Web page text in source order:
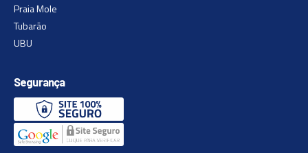
Praia Mole
Tubarão
UBU
Segurança